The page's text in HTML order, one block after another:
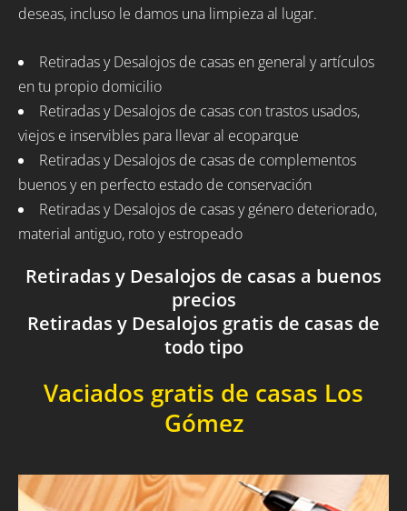
deseas, incluso le damos una limpieza al lugar.
Retiradas y Desalojos de casas en general y artículos
en tu propio domicilio
Retiradas y Desalojos de casas con trastos usados,
viejos e inservibles para llevar al ecoparque
Retiradas y Desalojos de casas de complementos
buenos y en perfecto estado de conservación
Retiradas y Desalojos de casas y género deteriorado,
material antiguo, roto y estropeado
Retiradas y Desalojos de casas a buenos
precios
Retiradas y Desalojos gratis de casas de
todo tipo
Vaciados gratis de casas Los
Gómez